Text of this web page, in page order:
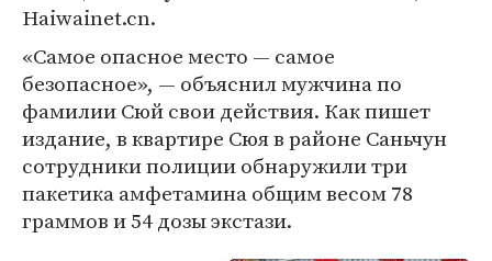
Haiwainet.cn.
«Самое опасное место — самое
безопасное», — объяснил мужчина по
фамилии Сюй свои действия. Как пишет
издание, в квартире Сюя в районе Саньчун
сотрудники полиции обнаружили три
пакетика амфетамина общим весом 78
граммов и 54 дозы экстази.